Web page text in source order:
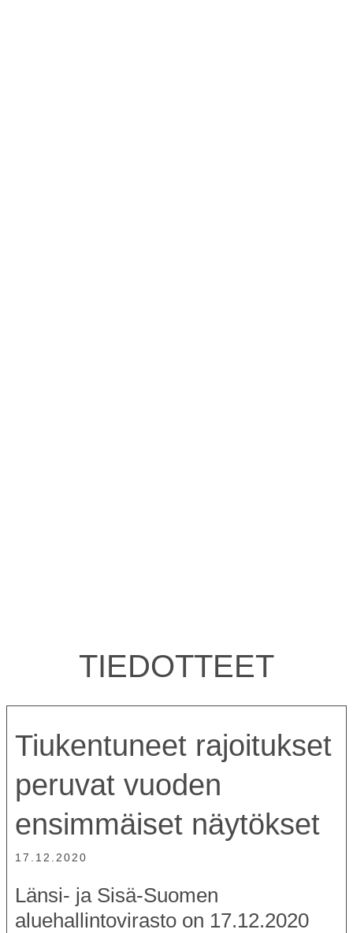
TIEDOTTEET
Tiukentuneet rajoitukset
peruvat vuoden
ensimmäiset näytökset
17.12.2020
Länsi- ja Sisä-Suomen
aluehallintovirasto on 17.12.2020